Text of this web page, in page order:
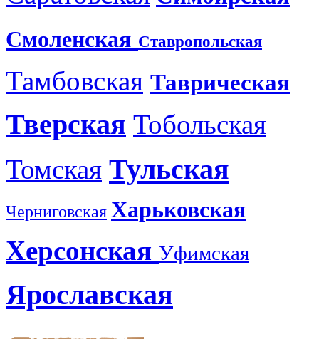
Смоленская Ставропольская
Тамбовская Таврическая
Тверская Тобольская
Томская Тульская
Черниговская Харьковская
Херсонская Уфимская
Ярославская